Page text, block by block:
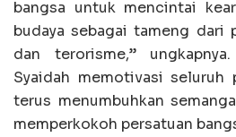
bangsa untuk mencintai
budaya sebagai tameng dari
dan terorisme,”
Syaidah memotivasi seluruh
terus menumbuhkan
memperkokoh persatuan